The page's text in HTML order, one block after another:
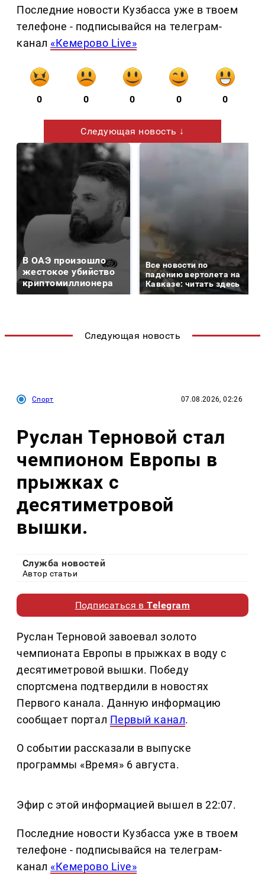
Последние новости Кузбасса уже в твоем
телефоне - подписывайся на телеграм-
канал «Кемерово Live»
0 0 0 0 0
Следующая новость ↓
В ОАЭ произошло
жестокое убийство
криптомиллионера
Все новости по
падению вертолета на
Кавказе: читать здесь
Следующая новость
Спорт 07.08.2026, 02:26
Руслан Терновой стал
чемпионом Европы в
прыжках с
десятиметровой
вышки.
Служба новостей
Автор статьи
Подписаться вTelegram
Руслан Терновой завоевал золото
чемпионата Европы в прыжках в воду с
десятиметровой вышки. Победу
спортсмена подтвердили в новостях
Первого канала. Данную информацию
сообщает портал Первый канал.
О событии рассказали в выпуске
программы «Время» 6 августа.
Эфир с этой информацией вышел в 22:07.
Последние новости Кузбасса уже в твоем
телефоне - подписывайся на телеграм-
канал «Кемерово Live»